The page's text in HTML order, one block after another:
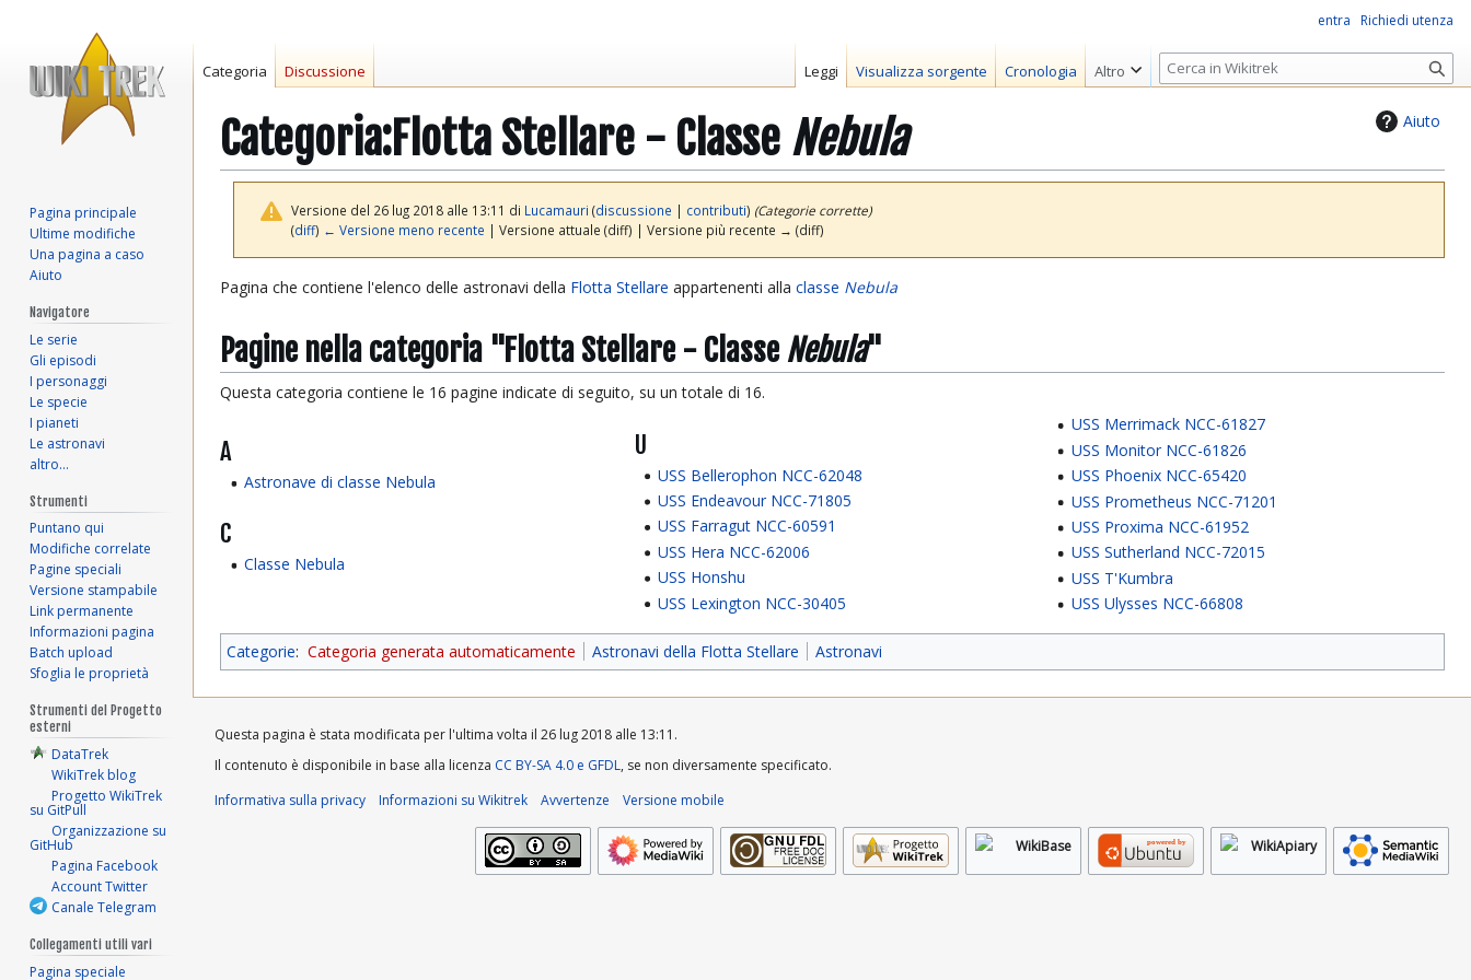
Aiuto
Categoria:Flotta Stellare - Classe Nebula
Versione del 26 lug 2018 alle 13:11 di Lucamauri (discussione | contributi) (Categorie corrette)
(diff) ← Versione meno recente | Versione attuale (diff) | Versione più recente → (diff)
Vai
navigazione
Vai
ricerca
Pagina che contiene l'elenco delle astronavi della Flotta Stellare appartenenti alla classe Nebula
Pagine nella categoria "Flotta Stellare - ClasseNebula"
Questa categoria contiene le 16 pagine indicate di seguito, su un totale di 16.
A
Astronave di classe Nebula
C
Classe Nebula
U
USS Bellerophon NCC-62048
USS Endeavour NCC-71805
USS Farragut NCC-60591
USS Hera NCC-62006
USS Honshu
USS Lexington NCC-30405
USS Merrimack NCC-61827
USS Monitor NCC-61826
USS Phoenix NCC-65420
USS Prometheus NCC-71201
USS Proxima NCC-61952
USS Sutherland NCC-72015
USS T'Kumbra
USS Ulysses NCC-66808
Categorie: Categoria generata automaticamente Astronavi della Flotta Stellare Astronavi
entra Richiedi utenza
Categoria Discussione Leggi Visualizza sorgente Cronologia Altro
R
i
r
Pagina principale
Ultime modifiche
Una pagina a caso
Aiuto
Navigatore
Le serie
Gli episodi
I personaggi
Le specie
I pianeti
Le astronavi
altro…
Strumenti
Puntano qui
Modifiche correlate
Pagine speciali
Versione stampabile
Link permanente
Informazioni pagina
Batch upload
Sfoglia le proprietà
Strumenti del Progetto
esterni
DataTrek
WikiTrek blog
Progetto WikiTrek
su GitPull
Organizzazione su
GitHub
Pagina Facebook
Account Twitter
Canale Telegram
Collegamenti utili vari
Pagina speciale
Questa pagina è stata modificata per l'ultima volta il 26 lug 2018 alle 13:11.
Il contenuto è disponibile in base alla licenza CC BY-SA 4.0 e GFDL, se non diversamente specificato.
Informativa sulla privacy
Informazioni su Wikitrek Avvertenze Versione mobile